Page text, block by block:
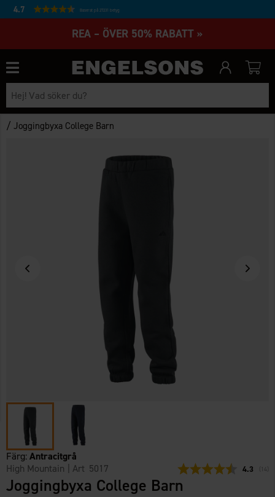
4.7 Baserat på 27231 betyg
REA – ÖVER 50% RABATT »
/Joggingbyxa College Barn
Färg:Antracitgrå
High Mountain
| Art 5017 4.3 14
Joggingbyxa College Barn